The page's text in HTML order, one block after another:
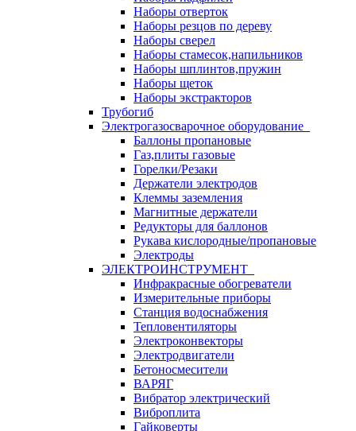
Наборы отверток
Наборы резцов по дереву
Наборы сверел
Наборы стамесок,напильников
Наборы шплинтов,пружин
Наборы щеток
Наборы экстракторов
Трубогиб
Электрогазосварочное оборудование
Баллоны пропановые
Газ,плиты газовые
Горелки/Резаки
Держатели электродов
Клеммы заземления
Магнитные держатели
Редукторы для баллонов
Рукава кислородные/пропановые
Электроды
ЭЛЕКТРОИНСТРУМЕНТ
Инфракрасные обогреватели
Измерительные приборы
Станция водоснабжения
Тепловентиляторы
Электроконвекторы
Электродвигатели
Бетоносмесители
ВАРЯГ
Вибратор электрический
Виброплита
Гайковерты